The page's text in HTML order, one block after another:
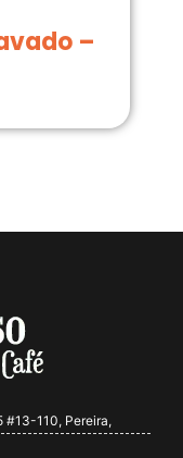
–
#13-110, Pereira,